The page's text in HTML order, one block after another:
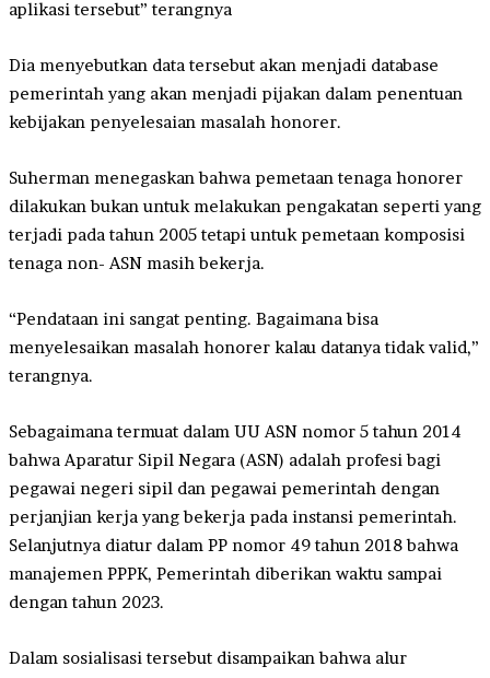
aplikasi tersebut” terangnya
Dia menyebutkan data tersebut akan menjadi database
pemerintah yang akan menjadi pijakan dalam penentuan
kebijakan penyelesaian masalah honorer.
Suherman menegaskan bahwa pemetaan tenaga honorer
dilakukan bukan untuk melakukan pengakatan seperti yang
terjadi pada tahun 2005 tetapi untuk pemetaan komposisi
tenaga non- ASN masih bekerja.
“Pendataan ini sangat penting. Bagaimana bisa
menyelesaikan masalah honorer kalau datanya tidak valid,”
terangnya.
Sebagaimana termuat dalam UU ASN nomor 5 tahun 2014
bahwa Aparatur Sipil Negara (ASN) adalah profesi bagi
pegawai negeri sipil dan pegawai pemerintah dengan
perjanjian kerja yang bekerja pada instansi pemerintah.
Selanjutnya diatur dalam PP nomor 49 tahun 2018 bahwa
manajemen PPPK, Pemerintah diberikan waktu sampai
dengan tahun 2023.
Dalam sosialisasi tersebut disampaikan bahwa alur